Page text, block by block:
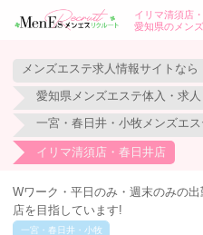
イリマ清須店
愛知県のメン
愛知県メンズエステ体入・求人
イリマ清須店・春日井店
Wワーク・平日のみ・週末のみの
店を目指しています!
一宮・春日井・小牧